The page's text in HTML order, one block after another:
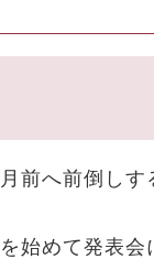
前へ前倒しす
始めて発表会